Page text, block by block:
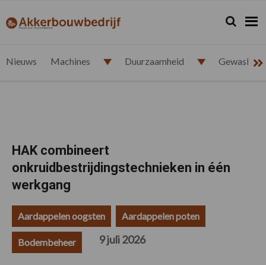
de
de
de
de
akkerbouwbedrijf.nl Zoeken...
Zoek
Nieuws Machines Duurzaamheid
HAK combineert
onkruidbestrijdingstechnieken in één
werkgang
Aardappelen oogsten Aardappelen poten
Bodembeheer 9 juli 2026